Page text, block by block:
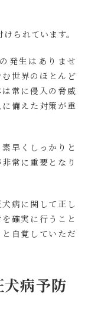
られています。
発生はありませ
世界のほとんど
常に侵入の脅威
備えた対策が重
早くしっかりと
常に重要となり
病に関して正し
確実に行うこと
自覚していただ
病予防